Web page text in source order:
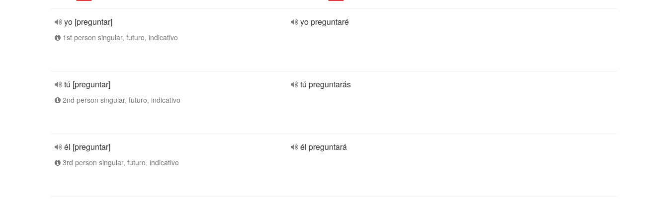
yo [preguntar]
1st person singular, futuro, indicativo
yo preguntaré
tú [preguntar]
2nd person singular, futuro, indicativo
tú preguntarás
él [preguntar]
3rd person singular, futuro, indicativo
él preguntará